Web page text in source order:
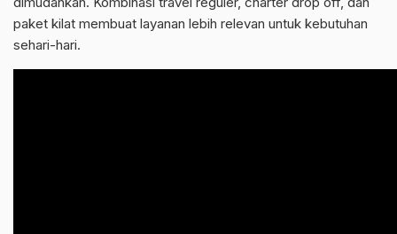
paket kilat membuat layanan lebih relevan untuk kebutuhan
sehari-hari.